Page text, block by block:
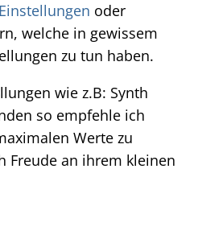
Einstellungen oder
welche in gewissem
zu tun haben.
wie z.B: Synth
so empfehle ich
Werte zu
Freude an ihrem kleinen